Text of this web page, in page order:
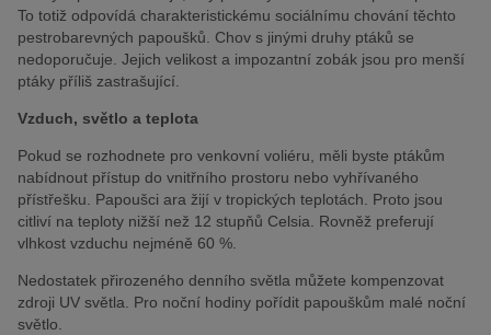
To totiž odpovídá charakteristickému sociálnímu chování těchto
pestrobarevných papoušků. Chov s jinými druhy ptáků se
nedoporučuje. Jejich velikost a impozantní zobák jsou pro menší
ptáky příliš zastrašující.
Vzduch, světlo a teplota
Pokud se rozhodnete pro venkovní voliéru, měli byste ptákům
nabídnout přístup do vnitřního prostoru nebo vyhřívaného
přístřešku. Papoušci ara žijí v tropických teplotách. Proto jsou
citliví na teploty nižší než 12 stupňů Celsia. Rovněž preferují
vlhkost vzduchu nejméně 60 %.
Nedostatek přirozeného denního světla můžete kompenzovat
zdroji UV světla. Pro noční hodiny pořídit papouškům malé noční
světlo.